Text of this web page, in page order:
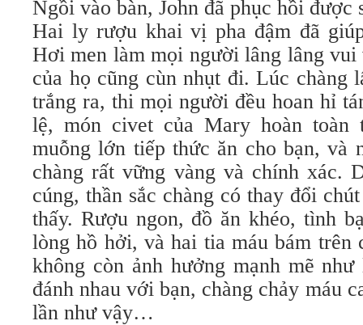
Ngồi vào bàn, John đã phục hồi
Hai ly rượu khai vị pha đậm đã
Hơi men làm mọi người lâng lâng
của họ cũng cùn nhụt đi. Lúc chàng
trắng ra, thi mọi người đều hoan hỉ
lệ, món civet của Mary hoàn toàn
muỗng lớn tiếp thức ăn cho bạn, và
chàng rất vững vàng và chính xác.
cúng, thần sắc chàng có thay đổi
thấy. Rượu ngon, đồ ăn khéo, tình
lòng hồ hởi, và hai tia máu bám trên
không còn ảnh hưởng mạnh mẽ
đánh nhau với bạn, chàng chảy máu
lần như vậy…